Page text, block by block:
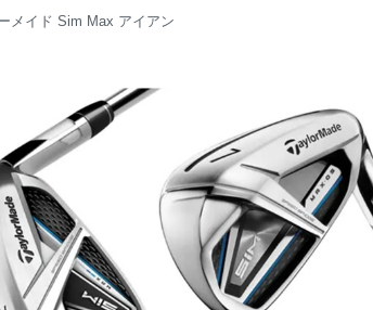
メイド Sim Max アイアン